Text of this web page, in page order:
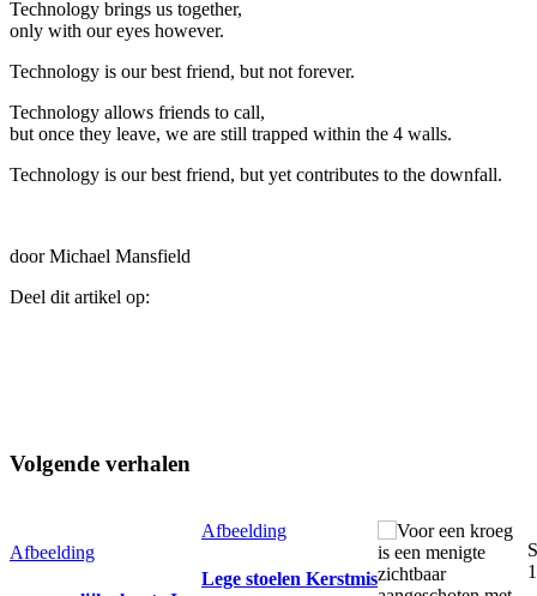
Technology brings us together,
only with our eyes however.
Technology is our best friend, but not forever.
Technology allows friends to call,
but once they leave, we are still trapped within the 4 walls.
Technology is our best friend, but yet contributes to the downfall.
door Michael Mansfield
Deel dit artikel op:
Volgende verhalen
Afbeelding
Afbeelding
Lege stoelen Kerstmis
1